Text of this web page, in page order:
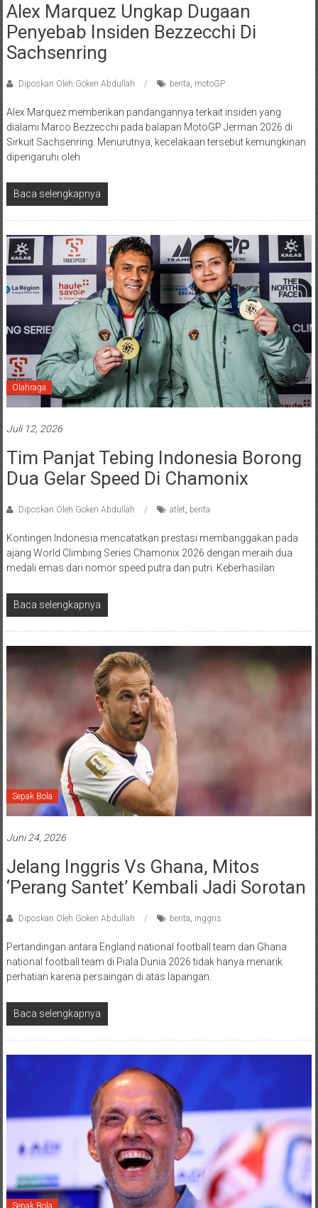
Alex Marquez Ungkap Dugaan
Penyebab Insiden Bezzecchi Di
Sachsenring
Diposkan Oleh:Goken Abdullah berita, motoGP
Alex Marquez memberikan pandangannya terkait insiden yang
dialami Marco Bezzecchi pada balapan MotoGP Jerman 2026 di
Sirkuit Sachsenring. Menurutnya, kecelakaan tersebut kemungkinan
dipengaruhi oleh
Baca selengkapnya
Olahraga
Juli 12, 2026
Tim Panjat Tebing Indonesia Borong
Dua Gelar Speed Di Chamonix
Diposkan Oleh:Goken Abdullah atlet berita
Kontingen Indonesia mencatatkan prestasi membanggakan pada
ajang World Climbing Series Chamonix 2026 dengan meraih dua
medali emas dari nomor speed putra dan putri. Keberhasilan
Baca selengkapnya
Sepak Bola
Juni 24, 2026
Jelang Inggris Vs Ghana, Mitos
‘Perang Santet’ Kembali Jadi Sorotan
Diposkan Oleh:Goken Abdullah berita, inggris
Pertandingan antara England national football team dan Ghana
national football team di Piala Dunia 2026 tidak hanya menarik
perhatian karena persaingan di atas lapangan.
Baca selengkapnya
Sepak Bola